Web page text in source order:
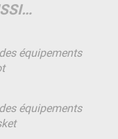
équipements
équipements